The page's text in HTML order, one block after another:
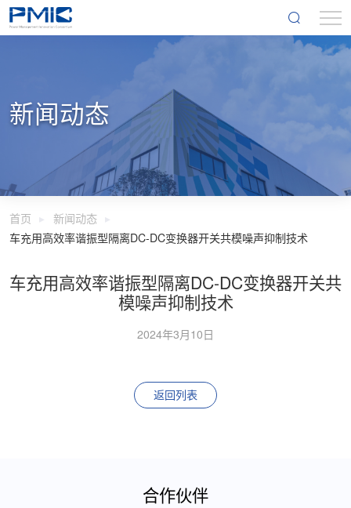
新闻动态
首页
新闻动态
车充用高效率谐振型隔离DC-DC变换器开关共模噪声抑制技术
车充用高效率谐振型隔离DC-DC变换器开关共
模噪声抑制技术
2024年3月10日
返回列表
合作伙伴